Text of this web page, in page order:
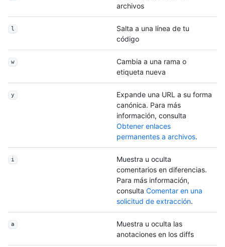
archivos
l
Salta a una línea de tu
código
w
Cambia a una rama o
etiqueta nueva
y
Expande una URL a su forma
canónica. Para más
información, consulta
Obtener enlaces
permanentes a archivos.
i
Muestra u oculta
comentarios en diferencias.
Para más información,
consulta Comentar en una
solicitud de extracción.
a
Muestra u oculta las
anotaciones en los diffs